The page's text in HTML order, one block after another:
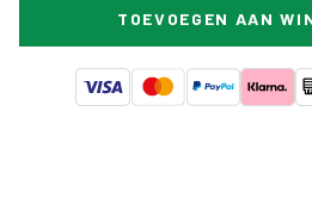
TOEVOEGEN AAN